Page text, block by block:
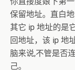
保留地址。直白
其它 ip 地址的是
回地址，该 ip 地
脑来说,不管是否
己。